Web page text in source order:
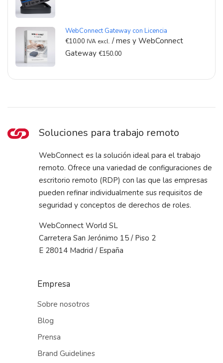
WebConnect Gateway con Licencia
€10.00 IVA excl. / mes y WebConnect
Gateway €150.00
Soluciones para trabajo remoto
WebConnect es la solución ideal para el trabajo
remoto. Ofrece una variedad de configuraciones de
escritorio remoto (RDP) con las que las empresas
pueden refinar individualmente sus requisitos de
seguridad y conceptos de derechos de roles.
WebConnect World SL
Carretera San Jerónimo 15 / Piso 2
E 28014 Madrid / España
Empresa
Sobre nosotros
Blog
Prensa
Brand Guidelines